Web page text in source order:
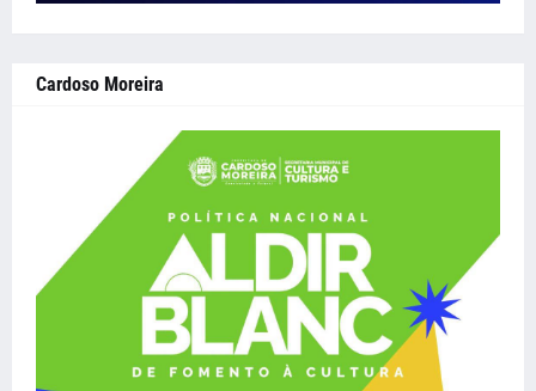
Cardoso Moreira